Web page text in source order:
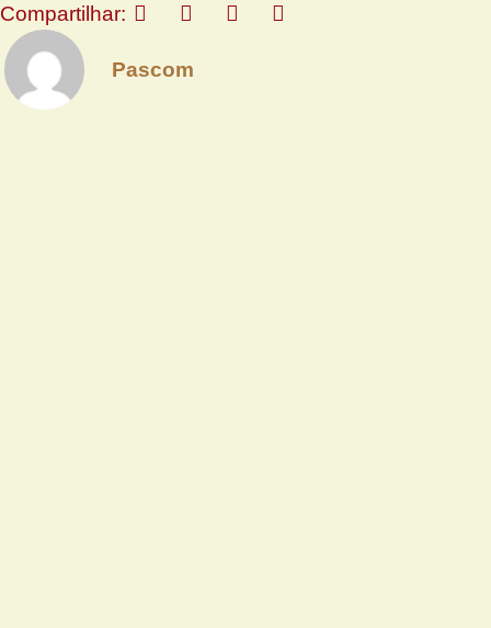
Compartilhar:
Pascom